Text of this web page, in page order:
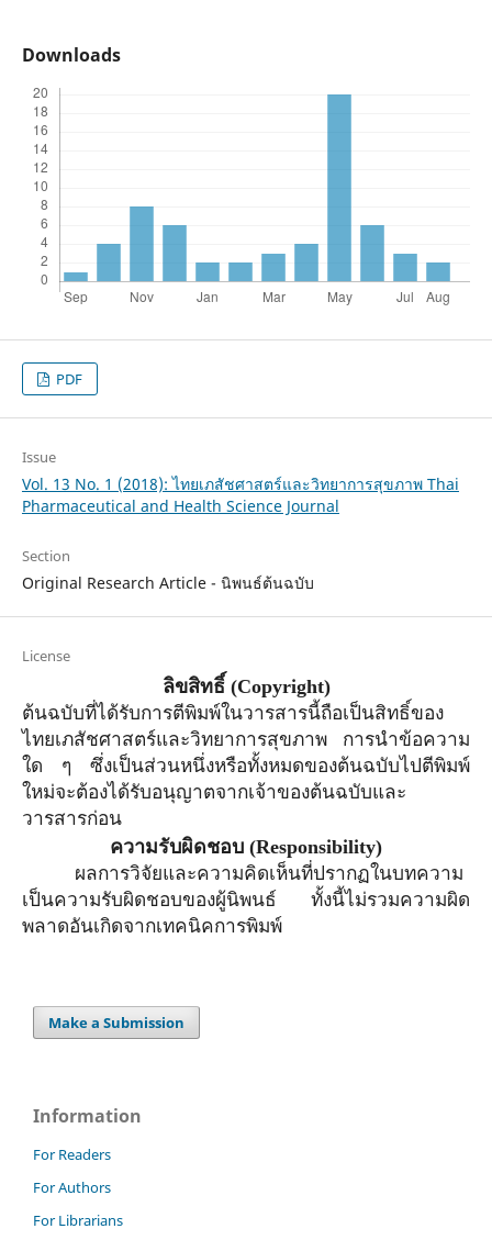
Downloads
PDF
Issue
Vol. 13 No. 1 (2018): ไทยเภสัชศาสตร์และวิทยาการสุขภาพ Thai
Pharmaceutical and Health Science Journal
Section
Original Research Article - นิพนธ์ต้นฉบับ
License
ลิขสิทธิ์(Copyright)
ต้นฉบับที่ได้รับการตีพิมพ์ในวารสารนี้ถือเป็นสิทธิ์ของ
ไทยเภสัชศาสตร์และวิทยาการสุขภาพ การนำข้อความ
ใด ๆ ซึ่งเป็นส่วนหนึ่งหรือทั้งหมดของต้นฉบับไปตีพิมพ์
ใหม่จะต้องได้รับอนุญาตจากเจ้าของต้นฉบับและ
วารสารก่อน
ความรับผิดชอบ (Responsibility)
ผลการวิจัยและความคิดเห็นที่ปรากฏในบทความ
เป็นความรับผิดชอบของผู้นิพนธ์ ทั้งนี้ไม่รวมความผิด
พลาดอันเกิดจากเทคนิคการพิมพ์
Make a Submission
Information
For Readers
For Authors
For Librarians